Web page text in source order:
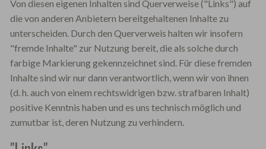
Von diesen eigenen Inhalten sind Querverweise ("Links") auf
die von anderen Anbietern bereitgehaltenen Inhalte zu
unterscheiden. Durch den Querverweis halten wir insofern
"fremde Inhalte" zur Nutzung bereit, die als solche durch
farbige Markierung gekennzeichnet sind. Für diese fremden
Inhalte sind wir nur dann verantwortlich, wenn wir von ihnen
(d. h. auch von einem rechtswidrigen bzw. strafbaren Inhalt)
positive Kenntnis haben und es uns technisch möglich und
zumutbar ist, deren Nutzung zu verhindern.